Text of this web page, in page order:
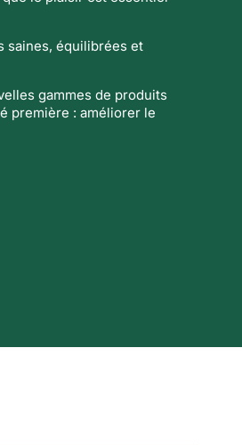
saines, équilibrées et
gammes de produits
première : améliorer le